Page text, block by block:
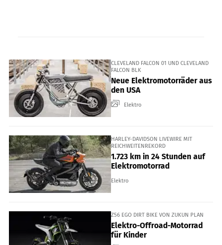
CLEVELAND FALCON 01 UND CLEVELAND
FALCON BLK
Neue Elektromotorräder aus
den USA
Elektro
HARLEY-DAVIDSON LIVEWIRE MIT
REICHWEITENREKORD
1.723 km in 24 Stunden auf
Elektromotorrad
Elektro
Z56 EGO DIRT BIKE VON ZUKUN PLAN
Elektro-Offroad-Motorrad
für Kinder